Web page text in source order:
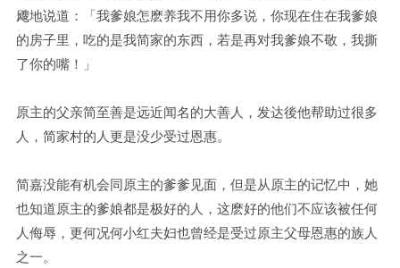
飕地说道：「我爹娘怎麽养我不用你多说，你现在住在我爹娘
的房子里，吃的是我简家的东西，若是再对我爹娘不敬，我撕
了你的嘴！」
原主的父亲简至善是远近闻名的大善人，发达後他帮助过很多
人，简家村的人更是没少受过恩惠。
简嘉没能有机会同原主的爹爹见面，但是从原主的记忆中，她
也知道原主的爹娘都是极好的人，这麽好的他们不应该被任何
人侮辱，更何况何小红夫妇也曾经是受过原主父母恩惠的族人
之一。